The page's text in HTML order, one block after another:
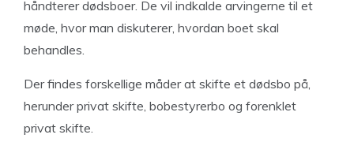
håndterer dødsboer. De vil indkalde arvingerne til et
møde, hvor man diskuterer, hvordan boet skal
behandles.
Der findes forskellige måder at skifte et dødsbo på,
herunder privat skifte, bobestyrerbo og forenklet
privat skifte.